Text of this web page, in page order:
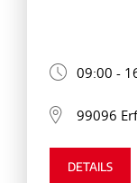
09:00 -
99096
DETAILS